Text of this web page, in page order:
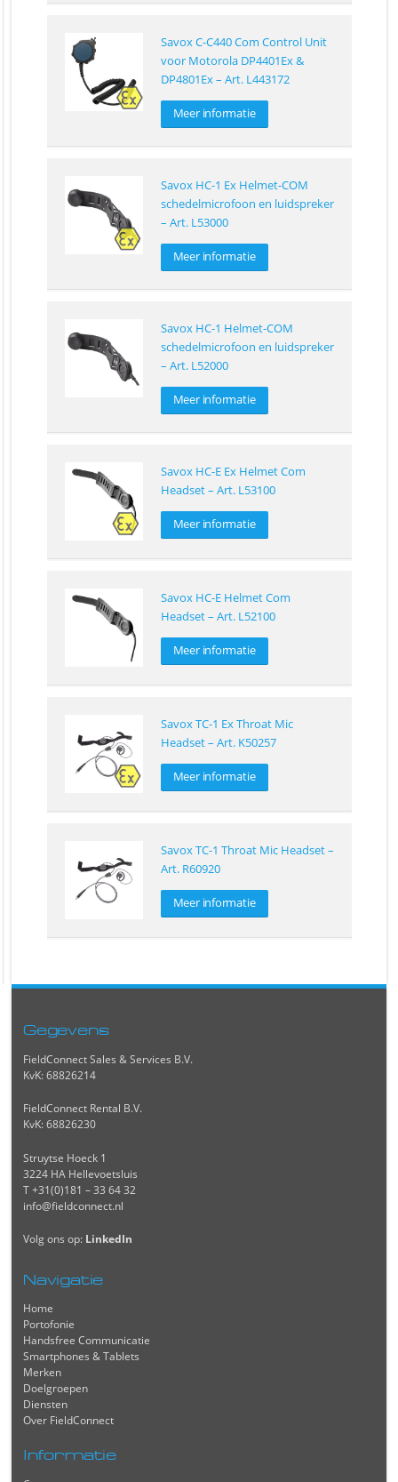
Savox C-C440 Com Control Unit
voor Motorola DP4401Ex &
DP4801Ex – Art. L443172
Meer informatie
Savox HC-1 Ex Helmet-COM
schedelmicrofoon en luidspreker
– Art. L53000
Meer informatie
Savox HC-1 Helmet-COM
schedelmicrofoon en luidspreker
– Art. L52000
Meer informatie
Savox HC-E Ex Helmet Com
Headset – Art. L53100
Meer informatie
Savox HC-E Helmet Com
Headset – Art. L52100
Meer informatie
Savox TC-1 Ex Throat Mic
Headset – Art. K50257
Meer informatie
Savox TC-1 Throat Mic Headset –
Art. R60920
Meer informatie
Gegevens
FieldConnect Sales & Services B.V.
KvK: 68826214
FieldConnect Rental B.V.
KvK: 68826230
Struytse Hoeck 1
3224 HA Hellevoetsluis
T +31(0)181 – 33 64 32
info@fieldconnect.nl
Volg ons op: LinkedIn
Navigatie
Home
Portofonie
Handsfree Communicatie
Smartphones & Tablets
Merken
Doelgroepen
Diensten
Over FieldConnect
Informatie